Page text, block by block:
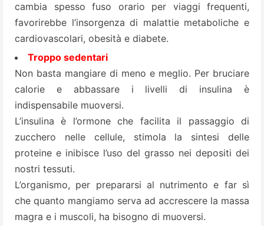
cambia spesso fuso orario per viaggi frequenti,
favorirebbe l’insorgenza di malattie metaboliche e
cardiovascolari, obesità e diabete.
Troppo sedentari
Non basta mangiare di meno e meglio. Per bruciare
calorie e abbassare i livelli di insulina è
indispensabile muoversi.
L’insulina è l’ormone che facilita il passaggio di
zucchero nelle cellule, stimola la sintesi delle
proteine e inibisce l’uso del grasso nei depositi dei
nostri tessuti.
L’organismo, per prepararsi al nutrimento e far sì
che quanto mangiamo serva ad accrescere la massa
magra e i muscoli, ha bisogno di muoversi.